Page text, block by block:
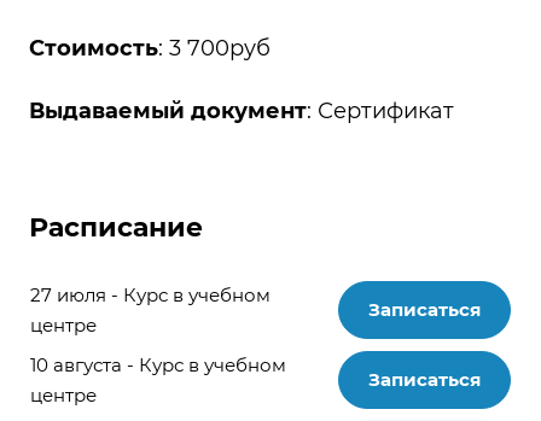
Стоимость: 3 700руб
Выдаваемый документ: Сертификат
Расписание
27 июля - Курс в учебном
центре
Записаться
10 августа - Курс в учебном
центре
Записаться